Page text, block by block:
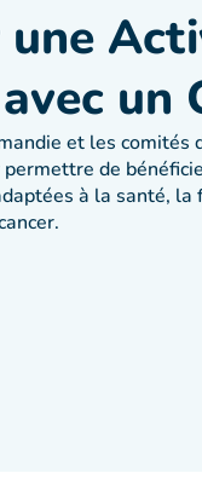
un
et les comités
de
à la santé, la